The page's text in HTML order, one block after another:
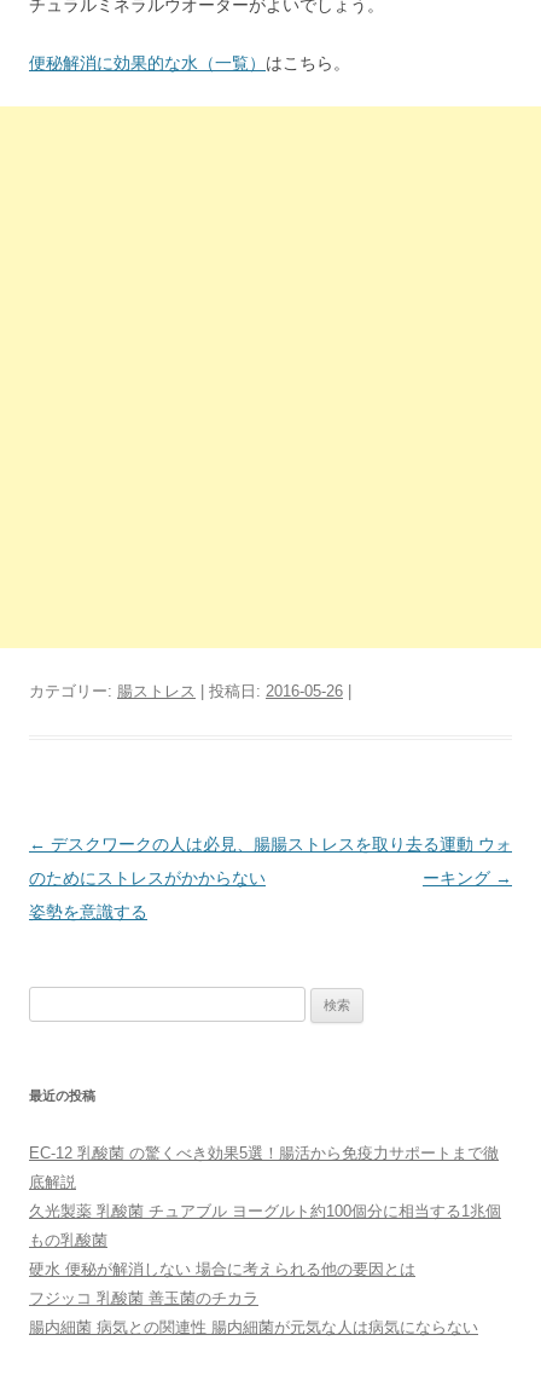
チュラルミネラルウオーターがよいでしょう。
便秘解消に効果的な水（一覧） はこちら。
カテゴリー: 腸ストレス | 投稿日: 2016-05-26
投
稿
ナ
← デスクワークの人は必見、腸
のためにストレスがかからない
姿勢を意識する
腸ストレスを取り去る運動 ウォ
ーキング →
最近の投稿
EC-12 乳酸菌 の驚くべき効果5選！腸活から免疫力サポートまで徹
底解説
久光製薬 乳酸菌 チュアブル ヨーグルト約100個分に相当する1兆個
もの乳酸菌
硬水 便秘が解消しない 場合に考えられる他の要因とは
フジッコ 乳酸菌 善玉菌のチカラ
腸内細菌 病気との関連性 腸内細菌が元気な人は病気にならない